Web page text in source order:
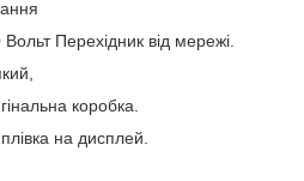
Перехідник від мережі.
коробка.
на дисплей.